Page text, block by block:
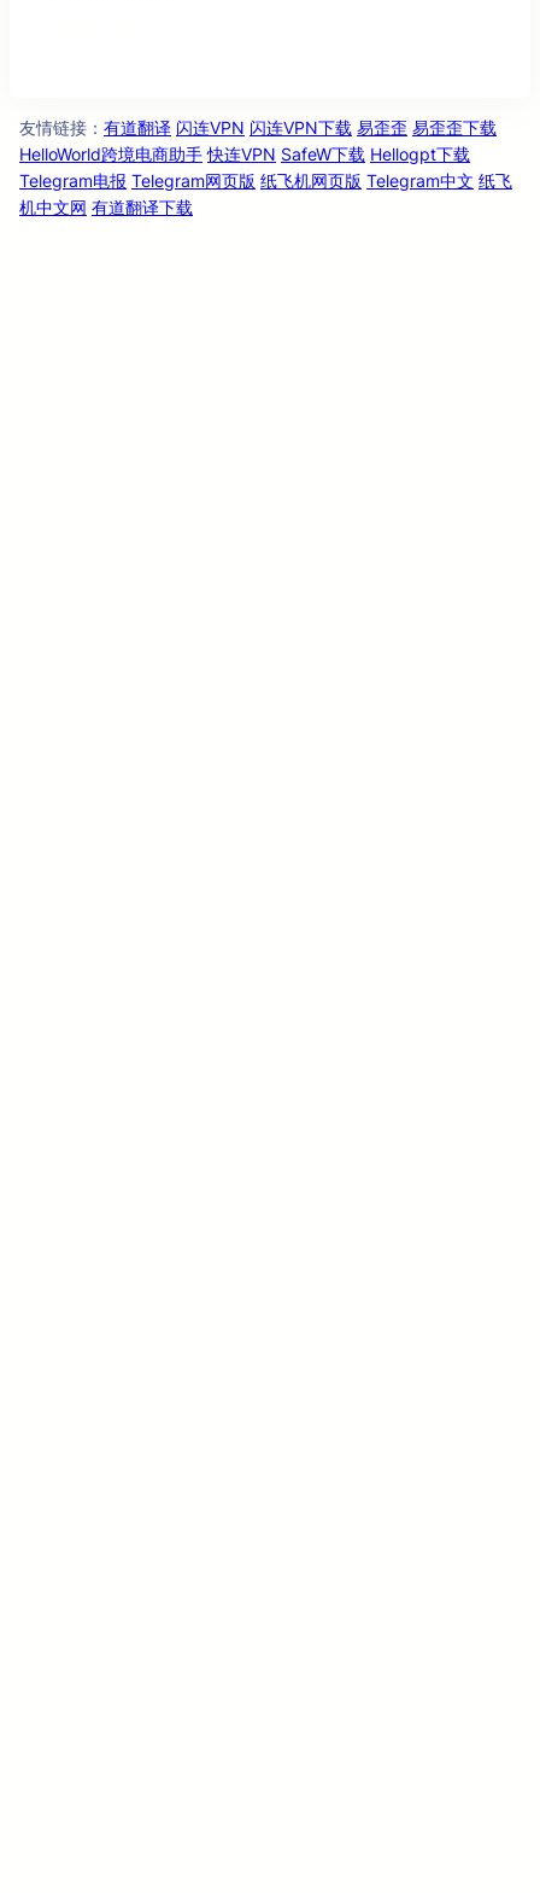
友情链接 ： 有道翻译 闪连VPN 闪连VPN下载 易歪歪 易歪歪下载
HelloWorld跨境电商助手 快连VPN SafeW下载 Hellogpt下载
Telegram电报 Telegram网页版 纸飞机网页版 Telegram中文 纸飞
机中文网 有道翻译下载